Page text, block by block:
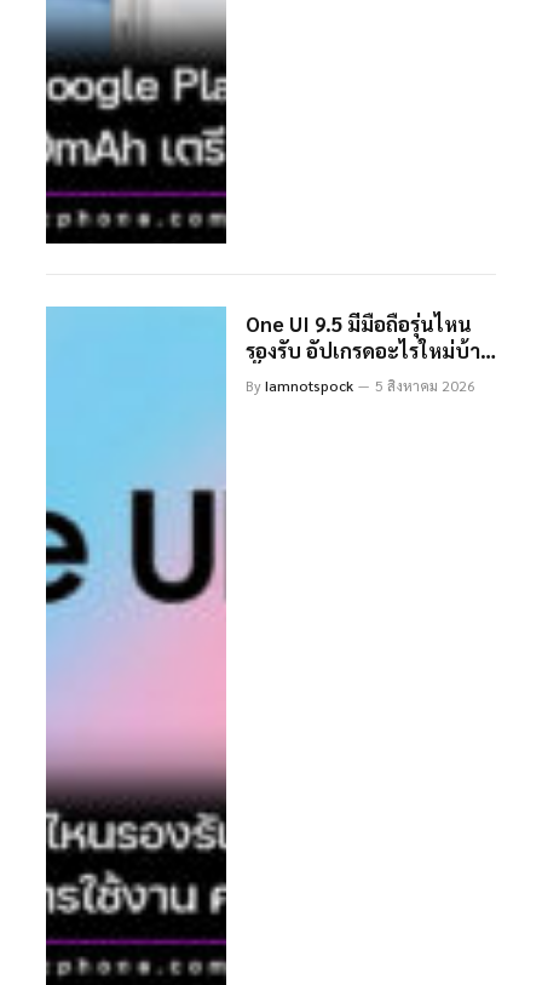
One UI 9.5 มีมือถือรุ่นไหน
รองรับ อัปเกรดอะไรใหม่บ้าง
ทั้งดีไซน์และฟีเจอร์การใช้
งาน คาดเปิดตัวต้นปี 2027
By Iamnotspock 5 สิงหาคม 2026